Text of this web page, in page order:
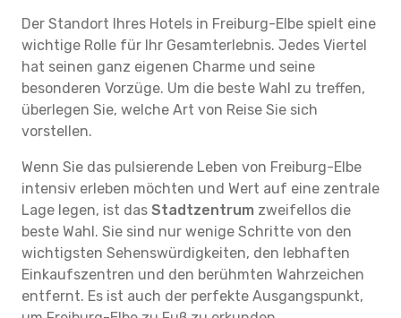
Der Standort Ihres Hotels in Freiburg-Elbe spielt eine
wichtige Rolle für Ihr Gesamterlebnis. Jedes Viertel
hat seinen ganz eigenen Charme und seine
besonderen Vorzüge. Um die beste Wahl zu treffen,
überlegen Sie, welche Art von Reise Sie sich
vorstellen.
Wenn Sie das pulsierende Leben von Freiburg-Elbe
intensiv erleben möchten und Wert auf eine zentrale
Lage legen, ist das Stadtzentrum zweifellos die
beste Wahl. Sie sind nur wenige Schritte von den
wichtigsten Sehenswürdigkeiten, den lebhaften
Einkaufszentren und den berühmten Wahrzeichen
entfernt. Es ist auch der perfekte Ausgangspunkt,